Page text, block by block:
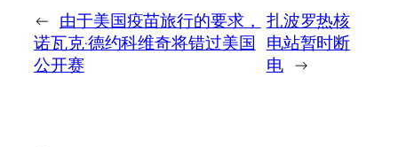
← 由于美国疫苗旅行的要求，
诺瓦克·德约科维奇将错过美国
公开赛
扎波罗热核
电站暂时断
电 →